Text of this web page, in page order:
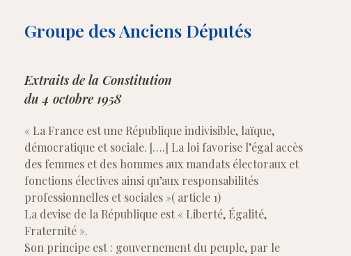
Groupe des Anciens Députés
Extraits de la Constitution
du 4 octobre 1958
« La France est une République indivisible, laïque,
démocratique et sociale. [….] La loi favorise l’égal accès
des femmes et des hommes aux mandats électoraux et
fonctions électives ainsi qu’aux responsabilités
professionnelles et sociales »( article 1)
La devise de la République est « Liberté, Égalité,
Fraternité ».
Son principe est : gouvernement du peuple, par le